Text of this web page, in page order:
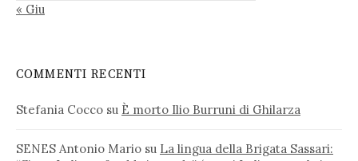
« Giu
COMMENTI RECENTI
Stefania Cocco su È morto Ilio Burruni di Ghilarza
SENES Antonio Mario su La lingua della Brigata Sassari: